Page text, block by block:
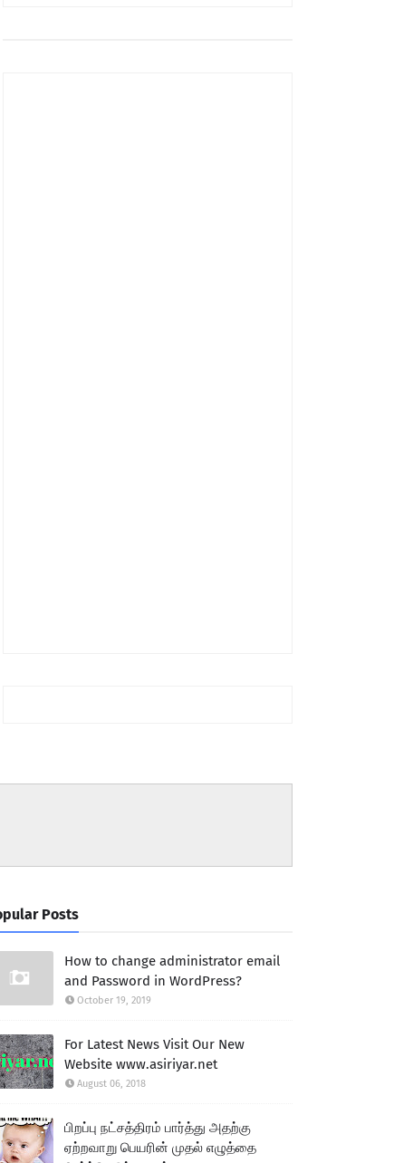
Posts
How to change administrator email
and Password in WordPress?
October 19, 2019
For Latest News Visit Our New
Website www.asiriyar.net
August 06, 2018
பிறப்பு நட்சத்திரம் பார்த்து அதற்கு
ஏற்றவாறு பெயரின் முதல் எழுத்தை